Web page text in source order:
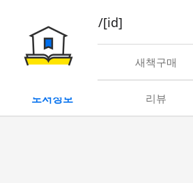
book/rent/[id]
대여 새책구매
도서정보 리뷰